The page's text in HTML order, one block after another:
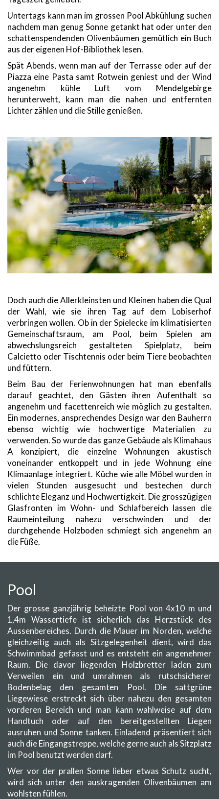
Untertags kann man im grossen Pool Abkühlung suchen
nachdem man genug Sonne getankt hat oder unter den
schattenspendenden Olivenbäumen gemütlich ein Buch
aus der eigenen Hof-Bibliothek lesen.
Spät Abends, wenn man auf der Terrasse oder auf der
Piazza eine Pasta samt Rotwein geniest und der Wind
angenehm kühle Luft vom Mendelgebirge
herunterweht, kann man die nahen und entfernten
Lichter zählen und die Stille genießen.
Doch auch die Allerkleinsten und Kleinen haben die Qual
der Wahl, wie sie ihren Tag auf dem Lobiserhof
verbringen wollen. Ob in der Spielecke im klimatisierten
Gemeinschaftsraum, am Pool, beim Spielen am
abwechslungsreich gestalteten Spielplatz, beim
Calcietto oder Tischtennis oder beim Tiere beobachten
und füttern.
Beim Bau der Ferienwohnungen hat man ebenfalls
darauf geachtet, den Gästen ihren Aufenthalt so
angenehm und facettenreich wie möglich zu gestalten.
Ein modernes, ansprechendes Design war den Bauherrn
ebenso wichtig wie hochwertige Materialien zu
verwenden. So wurde das ganze Gebäude als Klimahaus
A konzipiert, die einzelne Wohnungen akustisch
voneinander entkoppelt und in jede Wohnung eine
Klimaanlage integriert. Küche wie alle Möbel wurden in
vielen Stunden ausgesucht und bestechen durch
schlichte Eleganz und Hochwertigkeit. Die grosszügigen
Glasfronten im Wohn- und Schlafbereich lassen die
Raumeinteilung nahezu verschwinden und der
durchgehende Holzboden schmiegt sich angenehm an
die Füße.
Pool
Der grosse ganzjährig beheizte Pool von 4x10 m und
1,4m Wassertiefe ist sicherlich das Herzstück des
Aussenbereiches. Durch die Mauer im Norden, welche
gleichzeitig auch als Sitzgelegenheit dient, wird das
Schwimmbad gefasst und es entsteht ein angenehmer
Raum. Die davor liegenden Holzbretter laden zum
Verweilen ein und umrahmen als rutschsicherer
Bodenbelag den gesamten Pool. Die sattgrüne
Liegewiese erstreckt sich über nahezu den gesamten
vorderen Bereich und man kann wahlweise auf dem
Handtuch oder auf den bereitgestellten Liegen
ausruhen und Sonne tanken. Einladend präsentiert sich
auch die Eingangstreppe, welche gerne auch als Sitzplatz
im Pool benutzt werden darf.
Wer vor der prallen Sonne lieber etwas Schutz sucht,
wird sich unter den auskragenden Olivenbäumen am
wohlsten fühlen.